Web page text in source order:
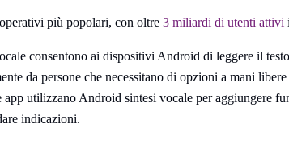
più popolari, con oltre 3 miliardi di utenti attivi
consentono ai dispositivi Android di leggere il
da persone che necessitano di opzioni a mani
app utilizzano Android sintesi vocale per aggiungere
indicazioni.